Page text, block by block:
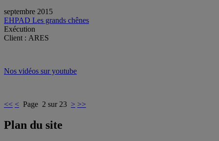
septembre 2015
EHPAD Les grands chênes
Exécution
Client : ARES
Nos vidéos sur youtube
<< < Page 2 sur 23 > >>
Plan du site